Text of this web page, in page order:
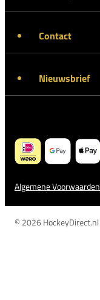
Contact
Nieuwsbrief
Algemene Voorwaarden
© 2026 HockeyDirect.nl